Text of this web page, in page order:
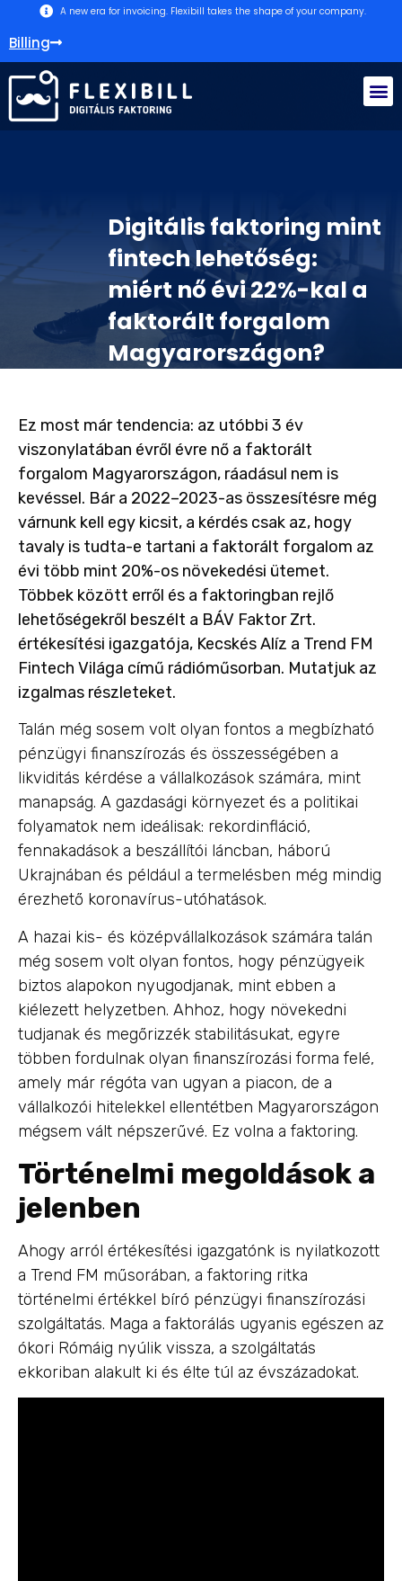
A new era for invoicing. Flexibill takes the shape of your company.
Billing
Digitális faktoring mint
fintech lehetőség:
miért nő évi 22%-kal a
faktorált forgalom
Magyarországon?
Ez most már tendencia: az utóbbi 3 év
viszonylatában évről évre nő a faktorált
forgalom Magyarországon, ráadásul nem is
kevéssel. Bár a 2022–2023-as összesítésre még
várnunk kell egy kicsit, a kérdés csak az, hogy
tavaly is tudta-e tartani a faktorált forgalom az
évi több mint 20%-os növekedési ütemet.
Többek között erről és a faktoringban rejlő
lehetőségekről beszélt a BÁV Faktor Zrt.
értékesítési igazgatója, Kecskés Alíz a Trend FM
Fintech Világa című rádióműsorban. Mutatjuk az
izgalmas részleteket.
Talán még sosem volt olyan fontos a megbízható
pénzügyi finanszírozás és összességében a
likviditás kérdése a vállalkozások számára, mint
manapság. A gazdasági környezet és a politikai
folyamatok nem ideálisak: rekordinfláció,
fennakadások a beszállítói láncban, háború
Ukrajnában és például a termelésben még mindig
érezhető koronavírus-utóhatások.
A hazai kis- és középvállalkozások számára talán
még sosem volt olyan fontos, hogy pénzügyeik
biztos alapokon nyugodjanak, mint ebben a
kiélezett helyzetben. Ahhoz, hogy növekedni
tudjanak és megőrizzék stabilitásukat, egyre
többen fordulnak olyan finanszírozási forma felé,
amely már régóta van ugyan a piacon, de a
vállalkozói hitelekkel ellentétben Magyarországon
mégsem vált népszerűvé. Ez volna a faktoring.
Történelmi megoldások a
jelenben
Ahogy arról értékesítési igazgatónk is nyilatkozott
a Trend FM műsorában, a faktoring ritka
történelmi értékkel bíró pénzügyi finanszírozási
szolgáltatás. Maga a faktorálás ugyanis egészen az
ókori Rómáig nyúlik vissza, a szolgáltatás
ekkoriban alakult ki és élte túl az évszázadokat.